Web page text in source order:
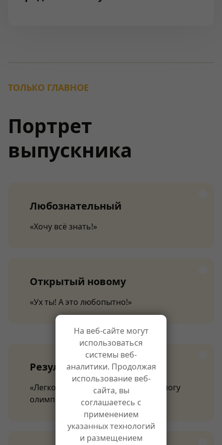
ТОЛЬКО ГЛАВНОЕ
Портрет
выпускника
Любознательный
«Хочу всё знать!»
Открытый новому
«Ух ты! А это любопытно!»
Результативный
«Легко пишу контрольные, а ещё могу
олимпиады!»
На веб-сайте могут
использоваться
системы веб-
аналитики. Продолжая
использование веб-
сайта, вы
соглашаетесь с
применением
указанных технологий
и размещением